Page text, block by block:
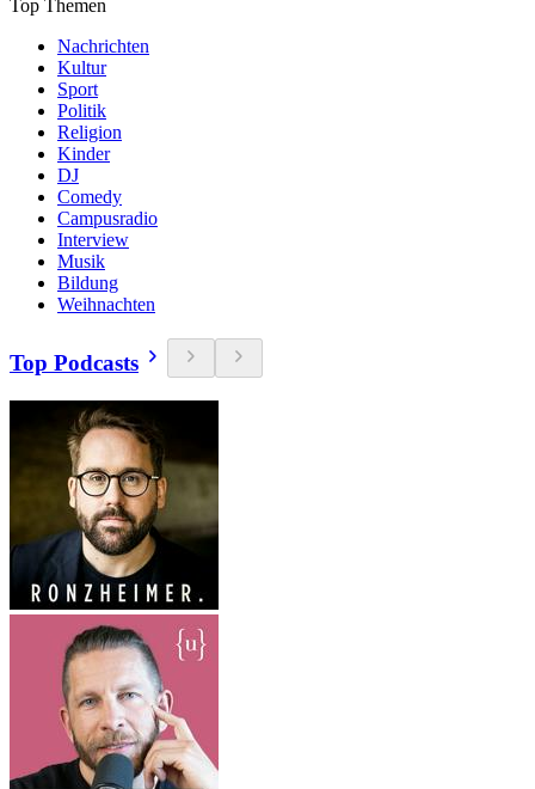
Top Themen
Nachrichten
Kultur
Sport
Politik
Religion
Kinder
DJ
Comedy
Campusradio
Interview
Musik
Bildung
Weihnachten
Top Podcasts